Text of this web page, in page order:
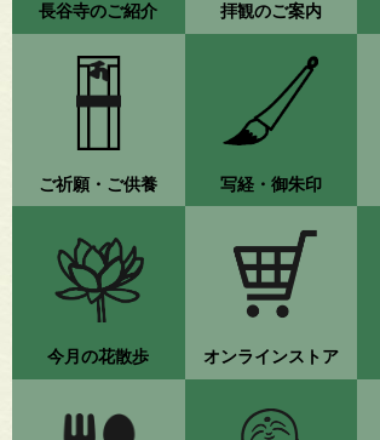
長谷寺のご紹介 拝観のご案内
ご祈願・ご供養 写経・御朱印
今月の花散歩 オンラインストア